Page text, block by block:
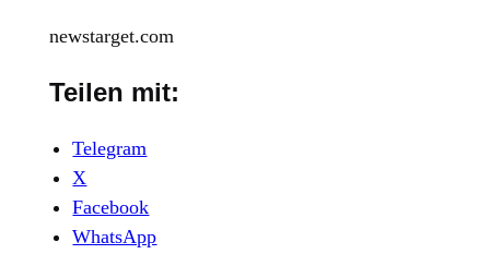
newstarget.com
Teilen mit:
Telegram
X
Facebook
WhatsApp